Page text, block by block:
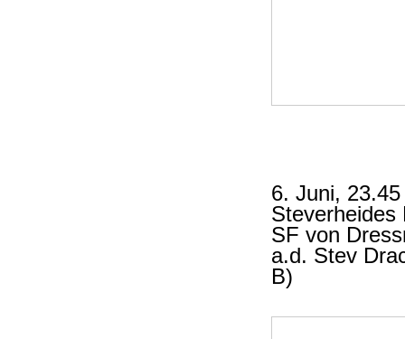
6. Juni,
Steverheides
SF von
a.d. Stev
B)